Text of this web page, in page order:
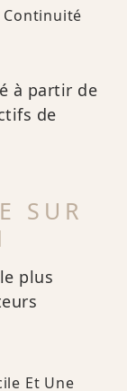
Continuité
à partir de
de
SUR
plus
Et Une